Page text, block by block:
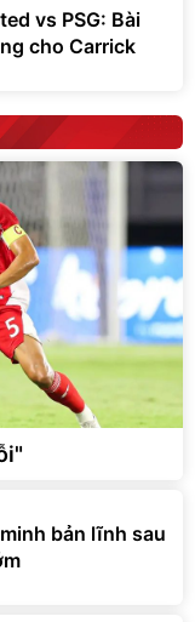
vs PSG: Bài
cho Carrick
bản lĩnh sau